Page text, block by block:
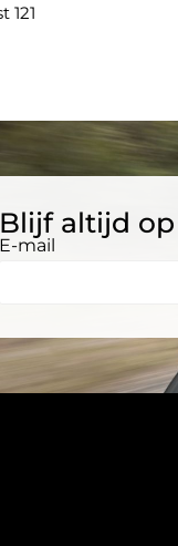
121
Blijf altijd
E-mail